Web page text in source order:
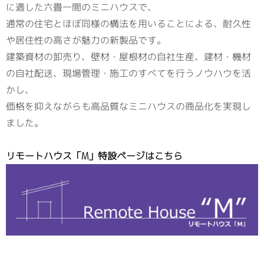
お問合せ
メディアポリシー
RECRUITサイト
に適した六畳一間のミニハウスで、
通常の住宅とほぼ同様の構法を用いることによる、耐久性
や居住性の高さが魅力の新製品です。
建築資材の卸売り、壁材・屋根材の自社生産、建材・機材
の自社配送、現場管理・施工のすべてを行うノウハウを活
かし、
価格を抑えながらも高品質なミニハウスの商品化を実現し
ました。
リモートハウス「M」特設ページはこちら